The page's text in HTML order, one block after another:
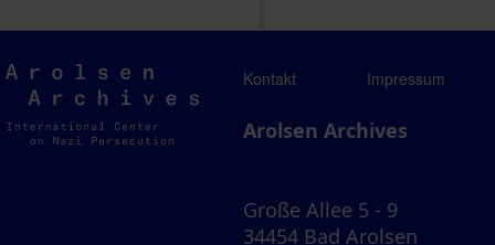
Arolsen
Archives
Kontakt Impressum
Arolsen Archives
Große Allee 5 - 9
34454 Bad Arolsen